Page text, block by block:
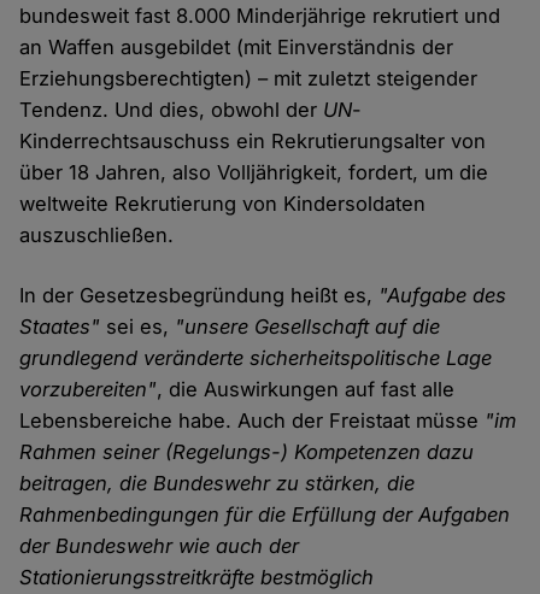
bundesweit fast 8.000 Minderjährige rekrutiert und
an Waffen ausgebildet (mit Einverständnis der
Erziehungsberechtigten) – mit zuletzt steigender
Tendenz. Und dies, obwohl der UN-
Kinderrechtsauschuss ein Rekrutierungsalter von
über 18 Jahren, also Volljährigkeit, fordert, um die
weltweite Rekrutierung von Kindersoldaten
auszuschließen.
In der Gesetzesbegründung heißt es, "Aufgabe des
Staates" sei es, "unsere Gesellschaft auf die
grundlegend veränderte sicherheitspolitische Lage
vorzubereiten", die Auswirkungen auf fast alle
Lebensbereiche habe. Auch der Freistaat müsse "im
Rahmen seiner (Regelungs-) Kompetenzen dazu
beitragen, die Bundeswehr zu stärken, die
Rahmenbedingungen für die Erfüllung der Aufgaben
der Bundeswehr wie auch der
Stationierungsstreitkräfte bestmöglich